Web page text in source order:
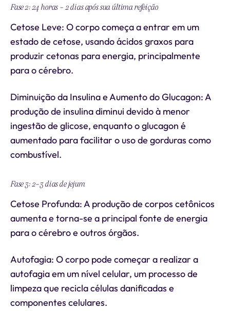
Fase 2: 24 horas - 2 dias após sua última refeição
Cetose Leve: O corpo começa a entrar em um
estado de cetose, usando ácidos graxos para
produzir cetonas para energia, principalmente
para o cérebro.
Diminuição da Insulina e Aumento do Glucagon: A
produção de insulina diminui devido à menor
ingestão de glicose, enquanto o glucagon é
aumentado para facilitar o uso de gorduras como
combustível.
Fase 3: 2-3 dias de jejum
Cetose Profunda: A produção de corpos cetônicos
aumenta e torna-se a principal fonte de energia
para o cérebro e outros órgãos.
Autofagia: O corpo pode começar a realizar a
autofagia em um nível celular, um processo de
limpeza que recicla células danificadas e
componentes celulares.